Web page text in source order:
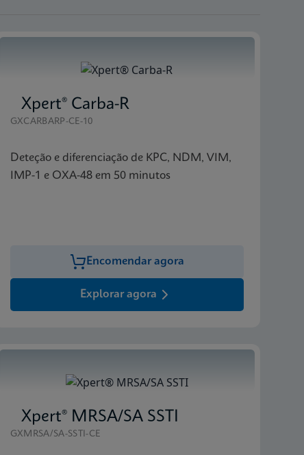
Xpert® Carba-R
GXCARBARP-CE-10
Deteção e diferenciação de KPC, NDM, VIM,
IMP-1 e OXA-48 em 50 minutos
Encomendar agora
Explorar agora
Xpert® MRSA/SA SSTI
GXMRSA/SA-SSTI-CE